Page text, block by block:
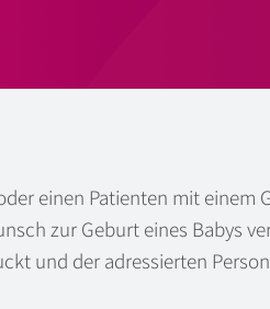
einen Patienten mit einem
zur Geburt eines Babys
und der adressierten